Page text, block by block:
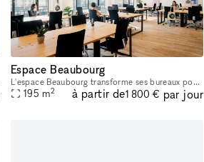
Espace Beaubourg
L'espace Beaubourg transforme ses bureaux pour votre showroom / pop up store éphémère. Les locaux comportent un grand open space très lumineux, d'une zone de vie avec une cuisine et de 3 salles de r
195 m2 à partir de1 800 € par jour